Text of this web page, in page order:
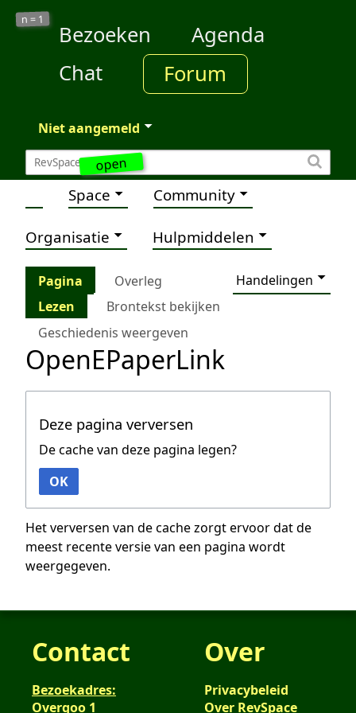
open
n = 1
Bezoeken
Agenda
Chat
Forum
Niet aangemeld
Space Community
Organisatie Hulpmiddelen
Pagina Overleg
Handelingen
Lezen
Brontekst bekijken
Geschiedenis weergeven
OpenEPaperLink
Deze pagina verversen
De cache van deze pagina legen?
OK
Het verversen van de cache zorgt ervoor dat de
meest recente versie van een pagina wordt
weergegeven.
Contact
Bezoekadres:
Overgoo 1
Over
Privacybeleid
Over RevSpace